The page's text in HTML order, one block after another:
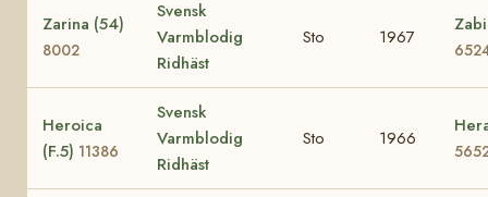
Zarina (54)
8002
Svensk
Varmblodig
Ridhäst
Sto 1967
Heroica
(F.5) 11386
Svensk
Varmblodig
Ridhäst
Sto 1966